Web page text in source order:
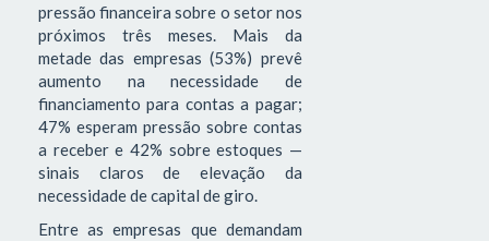
pressão financeira sobre o setor nos
próximos três meses. Mais da
metade das empresas (53%) prevê
aumento na necessidade de
financiamento para contas a pagar;
47% esperam pressão sobre contas
a receber e 42% sobre estoques —
sinais claros de elevação da
necessidade de capital de giro.
Entre as empresas que demandam